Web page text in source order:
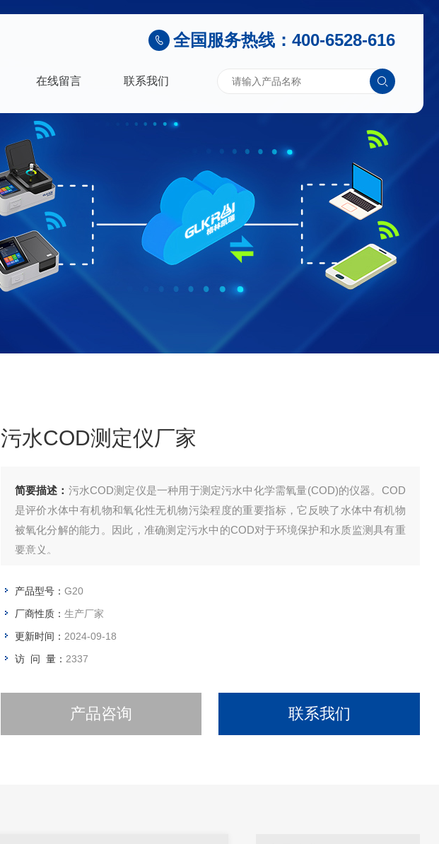
全国服务热线：400-6528-616
在线留言 联系我们
污水COD测定仪厂家
简要描述： 污水COD测定仪是一种用于测定污水中化学需氧量(COD)的仪器。COD
是评价水体中有机物和氧化性无机物污染程度的重要指标，它反映了水体中有机物
被氧化分解的能力。因此，准确测定污水中的COD对于环境保护和水质监测具有重
要意义。
产品型号： G20
厂商性质： 生产厂家
更新时间： 2024-09-18
访 问 量： 2337
产品咨询 联系我们